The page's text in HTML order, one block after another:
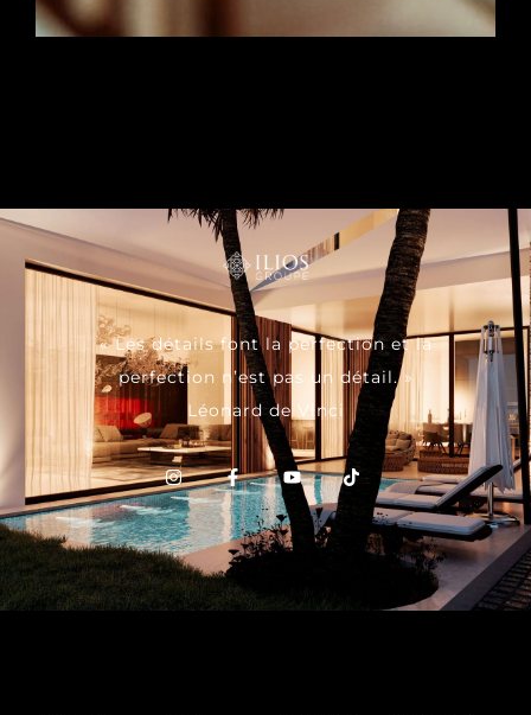
« Les détails font la perfection et la
perfection n’est pas un détail. »
Léonard de Vinci